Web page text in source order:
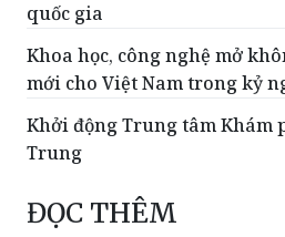
quốc gia
Khoa học, công nghệ mở
mới cho Việt Nam trong kỷ
Khởi động Trung tâm Khám
Trung
ĐỌC THÊM